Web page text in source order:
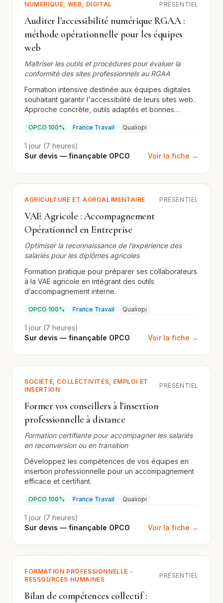
NUMÉRIQUE, WEB, DIGITAL PRÉSENTIEL
Auditer l'accessibilité numérique RGAA :
méthode opérationnelle pour les équipes
web
Maîtriser les outils et procédures pour évaluer la
conformité des sites professionnels au RGAA
Formation intensive destinée aux équipes digitales
souhaitant garantir l'accessibilité de leurs sites web.
Approche concrète, outils adaptés et bonnes
OPCO 100% France Travail Qualiopi
1 jour (7 heures)
Sur devis — finançable OPCO
Voir la fiche →
AGRICULTURE ET AGROALIMENTAIRE PRÉSENTIEL
VAE Agricole : Accompagnement
Opérationnel en Entreprise
Optimiser la reconnaissance de l’expérience des
salariés pour les diplômes agricoles
Formation pratique pour préparer ses collaborateurs
à la VAE agricole en intégrant des outils
d’accompagnement interne.
OPCO 100% France Travail Qualiopi
1 jour (7 heures)
Sur devis — finançable OPCO
Voir la fiche →
SOCIÉTÉ, COLLECTIVITÉS, EMPLOI ET
INSERTION
PRÉSENTIEL
Former vos conseillers à l'insertion
professionnelle à distance
Formation certifiante pour accompagner les salariés
en reconversion ou en transition
Développez les compétences de vos équipes en
insertion professionnelle pour un accompagnement
efficace et certifiant.
OPCO 100% France Travail Qualiopi
1 jour (7 heures)
Sur devis — finançable OPCO
Voir la fiche →
FORMATION PROFESSIONNELLE -
RESSOURCES HUMAINES
PRÉSENTIEL
Bilan de compétences collectif :